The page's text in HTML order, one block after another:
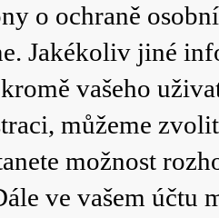
o ochraně
Jakékoliv jiné
vašeho
můžeme
možnost
ve vašem účtu